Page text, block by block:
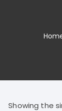
Showing the